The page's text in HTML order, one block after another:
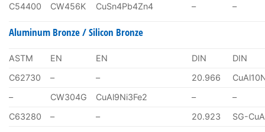
C54400 CW456K CuSn4Pb4Zn4 – –
Aluminum Bronze / Silicon Bronze
ASTM EN EN DIN
DIN
C62730
– – 20.966
–
CW304G CuAl9Ni3Fe2 –
–
C63280
– – 20.923
SG-